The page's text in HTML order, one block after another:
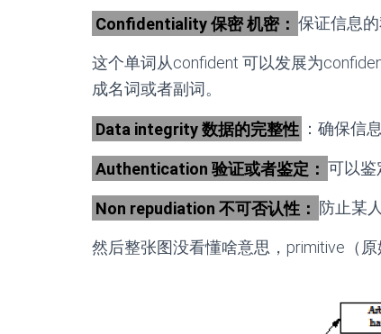
Confidentiality 保密 机密： 保证信息
这个单词从confident 可以发展为
成名词或者副词。
Data integrity 数据的完整性 ：确保信
Authentication 验证或者鉴定： 可以鉴
Non repudiation 不可否认性： 防止某
然后整张图没看懂啥意思，primitive（原